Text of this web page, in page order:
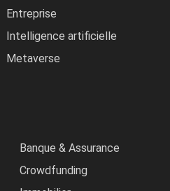
Entreprise
Intelligence artificielle
Metaverse
Banque & Assurance
Crowdfunding